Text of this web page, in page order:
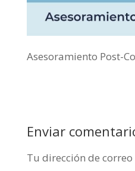
Asesoramiento Post-
Enviar
Tu dirección de